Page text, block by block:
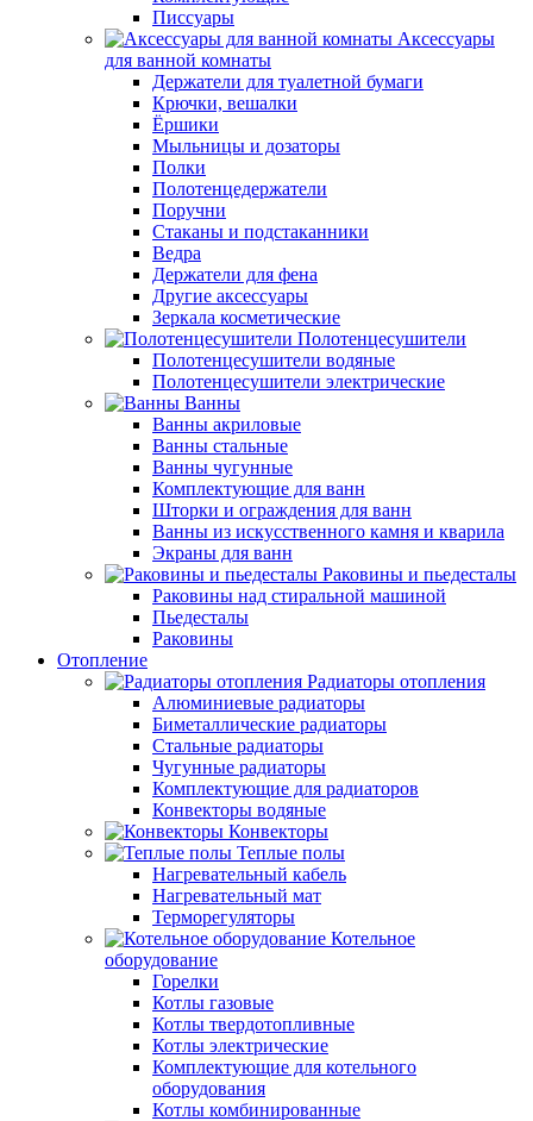
Писсуары
Аксессуары
для ванной комнаты
Держатели для туалетной бумаги
Крючки, вешалки
Ёршики
Мыльницы и дозаторы
Полки
Полотенцедержатели
Поручни
Стаканы и подстаканники
Ведра
Держатели для фена
Другие аксессуары
Зеркала косметические
Полотенцесушители
Полотенцесушители водяные
Полотенцесушители электрические
Ванны
Ванны акриловые
Ванны стальные
Ванны чугунные
Комплектующие для ванн
Шторки и ограждения для ванн
Ванны из искусственного камня и кварила
Экраны для ванн
Раковины и пьедесталы
Раковины над стиральной машиной
Пьедесталы
Раковины
Отопление
Радиаторы отопления
Алюминиевые радиаторы
Биметаллические радиаторы
Стальные радиаторы
Чугунные радиаторы
Комплектующие для радиаторов
Конвекторы водяные
Конвекторы
Теплые полы
Нагревательный кабель
Нагревательный мат
Терморегуляторы
Котельное
оборудование
Горелки
Котлы газовые
Котлы твердотопливные
Котлы электрические
Комплектующие для котельного
оборудования
Котлы комбинированные